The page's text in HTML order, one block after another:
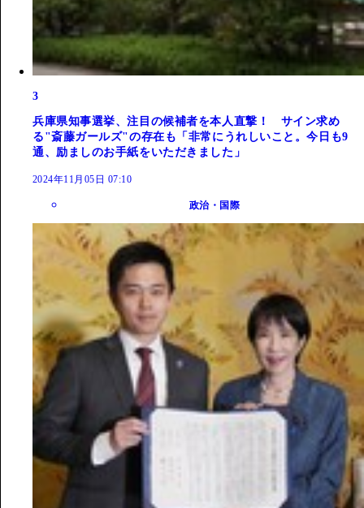
3
兵庫県知事選挙、注目の候補者を本人直撃！ サイン求め
る"斎藤ガールズ"の存在も「非常にうれしいこと。今日も9
通、励ましのお手紙をいただきました」
2024年11月05日 07:10
政治・国際